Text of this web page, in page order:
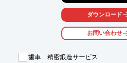
【ラインアップ】
■PDR100・150
■PDR170・200
■PDR250・300
合わせください。
ダウンロード
お問い合わせ
歯車 精密鍛造サービス